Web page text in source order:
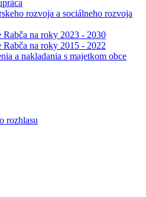
rozvoja a sociálneho rozvoja
Rabča na roky 2023 - 2030
Rabča na roky 2015 - 2022
a nakladania s majetkom obce
rozhlasu